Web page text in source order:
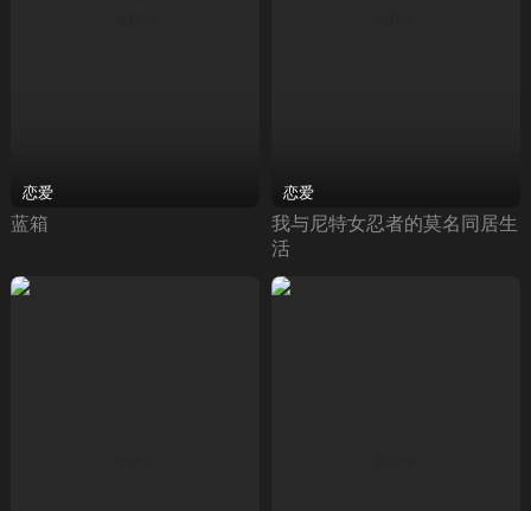
恋爱
蓝箱
恋爱
我与尼特女忍者的莫名同居生
活